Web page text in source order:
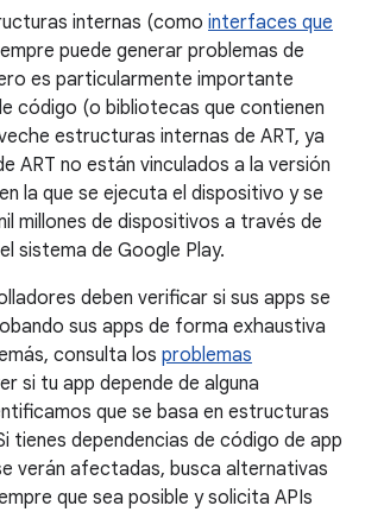
internas (como interfaces que
puede generar problemas de
es particularmente importante
código (o bibliotecas que contienen
estructuras internas de ART, ya
ART no están vinculados a la versión
la que se ejecuta el dispositivo y se
millones de dispositivos a través de
sistema de Google Play.
deben verificar si sus apps se
sus apps de forma exhaustiva
consulta los problemas
si tu app depende de alguna
que se basa en estructuras
tienes dependencias de código de app
verán afectadas, busca alternativas
que sea posible y solicita APIs